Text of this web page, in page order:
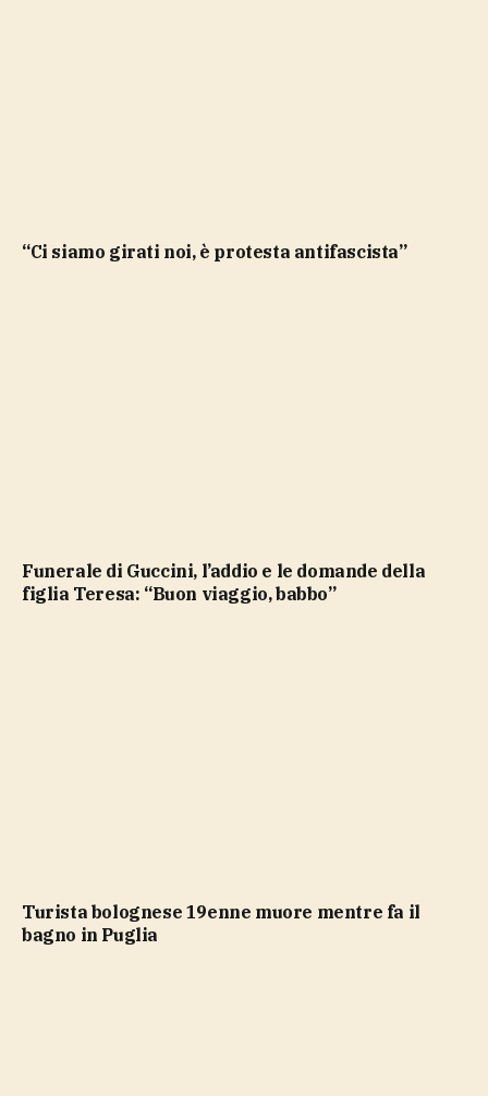
“Ci siamo girati noi, è protesta antifascista”
Funerale di Guccini, l’addio e le domande della
figlia Teresa: “Buon viaggio, babbo”
Turista bolognese 19enne muore mentre fa il
bagno in Puglia